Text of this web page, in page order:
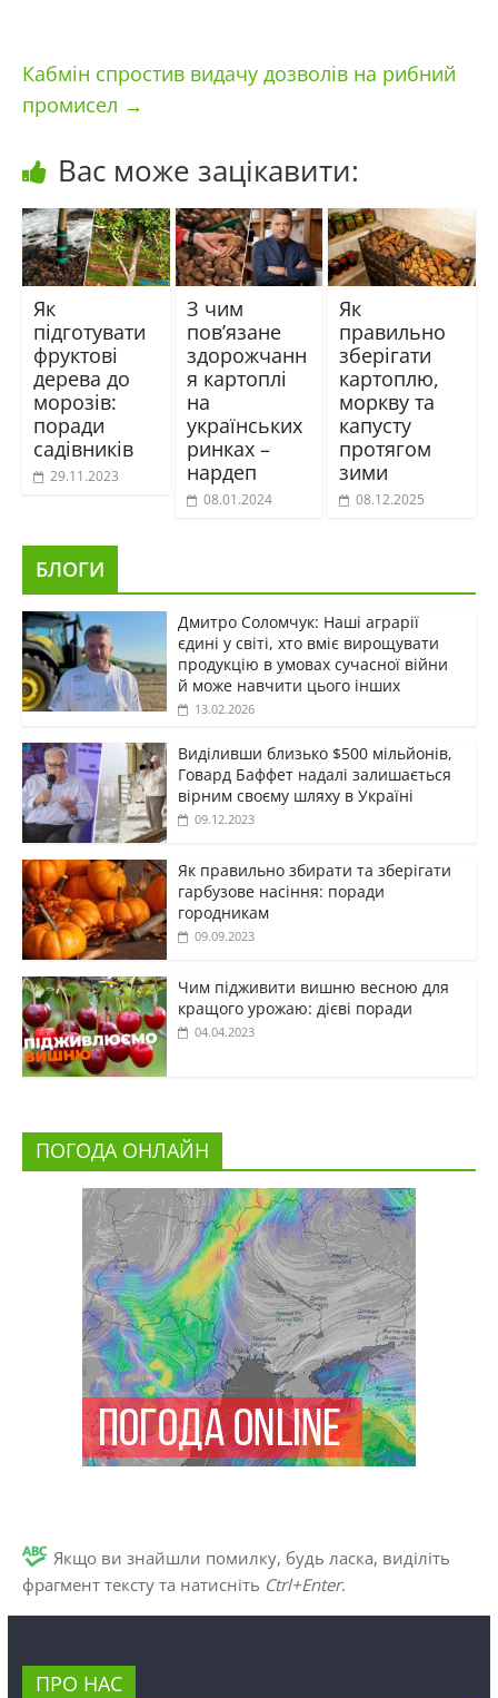
Кабмін спростив видачу дозволів на рибний
промисел →
Вас може зацікавити:
Як
підготувати
фруктові
дерева до
морозів:
поради
садівників
29.11.2023
З чим
повʼязане
здорожчанн
я картоплі
на
українських
ринках –
нардеп
08.01.2024
Як
правильно
зберігати
картоплю,
моркву та
капусту
протягом
зими
08.12.2025
БЛОГИ
Дмитро Соломчук: Наші аграрії
єдині у світі, хто вміє вирощувати
продукцію в умовах сучасної війни
й може навчити цього інших
13.02.2026
Виділивши близько $500 мільйонів,
Говард Баффет надалі залишається
вірним своєму шляху в Україні
09.12.2023
Як правильно збирати та зберігати
гарбузове насіння: поради
городникам
09.09.2023
Чим підживити вишню весною для
кращого урожаю: дієві поради
04.04.2023
ПОГОДА ОНЛАЙН
Якщо ви знайшли помилку, будь ласка, виділіть
фрагмент тексту та натисніть Ctrl+Enter.
ПРО НАС